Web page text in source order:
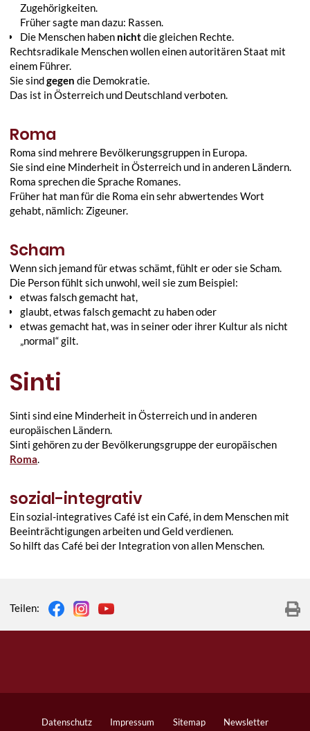
Zugehörigkeiten.
Früher sagte man dazu: Rassen.
Die Menschen haben nichtdie gleichen Rechte.
Rechtsradikale Menschen wollen einen autoritären Staat mit
einem Führer.
Sie sindgegen die Demokratie.
Das ist in Österreich und Deutschland verboten.
Roma
Roma sind mehrere Bevölkerungsgruppen in Europa.
Sie sind eine Minderheit in Österreich und in anderen Ländern.
Roma sprechen die Sprache Romanes.
Früher hat man für die Roma ein sehr abwertendes Wort
gehabt, nämlich: Zigeuner.
Scham
Wenn sich jemand für etwas schämt, fühlt er oder sie Scham.
Die Person fühlt sich unwohl, weil sie zum Beispiel:
etwas falsch gemacht hat,
glaubt, etwas falsch gemacht zu haben oder
etwas gemacht hat, was in seiner oder ihrer Kultur als nicht
„normal“ gilt.
Sinti
Sinti sind eine Minderheit in Österreich und in anderen
europäischen Ländern.
Sinti gehören zu der Bevölkerungsgruppe der europäischen
Roma
sozial-integrativ
Ein sozial-integratives Café ist ein Café, in dem Menschen mit
Beeinträchtigungen arbeiten und Geld verdienen.
So hilft das Café bei der Integration von allen Menschen.
Teilen:
Datenschutz Impressum Sitemap Newsletter